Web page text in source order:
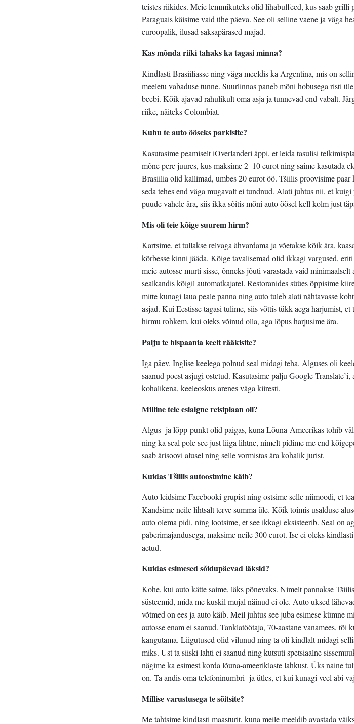
teistes riikides. Meie lemmikuteks olid lihabuffeed, kus saab grilli
Paraguais käisime vaid ühe päeva. See oli selline vaene ja väga
euroopalik, ilusad saksapärased majad.
Kas mõnda riiki tahaks ka tagasi minna?
Kindlasti Brasiiliasse ning väga meeldis ka Argentina, mis on
meeletu vabaduse tunne. Suurlinnas paneb mõni hobusega risti
beebi. Kõik ajavad rahulikult oma asja ja tunnevad end vabalt.
riike, näiteks Colombiat.
Kuhu te auto ööseks parkisite?
Kasutasime peamiselt iOverlanderi äppi, et leida tasulisi
mõne pere juures, kus maksime 2–10 eurot ning saime kasutada
Brasiilia olid kallimad, umbes 20 eurot öö. Tšiilis proovisime paar
seda tehes end väga mugavalt ei tundnud. Alati juhtus nii, et kuigi
puude vahele ära, siis ikka sõitis mõni auto öösel kell kolm just
Mis oli teie kõige suurem hirm?
Kartsime, et tullakse relvaga ähvardama ja võetakse kõik ära,
kõrbesse kinni jääda. Kõige tavalisemad olid ikkagi vargused,
meie autosse murti sisse, õnneks jõuti varastada vaid
sealkandis kõigil automatkajatel. Restoranides süües õppisime
mitte kunagi laua peale panna ning auto tuleb alati nähtavasse
asjad. Kui Eestisse tagasi tulime, siis võttis tükk aega harjumist,
hirmu rohkem, kui oleks võinud olla, aga lõpus harjusime ära.
Palju te hispaania keelt rääkisite?
Iga päev. Inglise keelega polnud seal midagi teha. Alguses oli
saanud poest asjugi ostetud. Kasutasime palju Google
kohalikena, keeleoskus arenes väga kiiresti.
Milline teie esialgne reisiplaan oli?
Algus- ja lõpp-punkt olid paigas, kuna Lõuna-Ameerikas tohib
ning ka seal pole see just liiga lihtne, nimelt pidime me end
saab ärisoovi alusel ning selle vormistas ära kohalik jurist.
Kuidas Tšiilis autoostmine käib?
Auto leidsime Facebooki grupist ning ostsime selle niimoodi, et
Kandsime neile lihtsalt terve summa üle. Kõik toimis usalduse
auto olema pidi, ning lootsime, et see ikkagi eksisteerib. Seal on
paberimajandusega, maksime neile 300 eurot. Ise ei oleks
aetud.
Kuidas esimesed sõidupäevad läksid?
Kohe, kui auto kätte saime, läks põnevaks. Nimelt pannakse
süsteemid, mida me kuskil mujal näinud ei ole. Auto uksed
võtmed on ees ja auto käib. Meil juhtus see juba esimese kümne
autosse enam ei saanud. Tanklatöötaja, 70-aastane vanamees,
kangutama. Liigutused olid vilunud ning ta oli kindlalt midagi
miks. Ust ta siiski lahti ei saanud ning kutsuti spetsiaalne
nägime ka esimest korda lõuna-ameeriklaste lahkust. Üks naine
on. Ta andis oma telefoninumbri ja ütles, et kui kunagi veel abi
Millise varustusega te sõitsite?
Me tahtsime kindlasti maasturit, kuna meile meeldib avastada